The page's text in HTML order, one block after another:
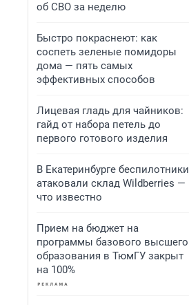
об СВО за неделю
Быстро покраснеют: как
соспеть зеленые помидоры
дома — пять самых
эффективных способов
Лицевая гладь для чайников:
гайд от набора петель до
первого готового изделия
В Екатеринбурге беспилотники
атаковали склад Wildberries —
что известно
Прием на бюджет на
программы базового высшего
образования в ТюмГУ закрыт
на 100%